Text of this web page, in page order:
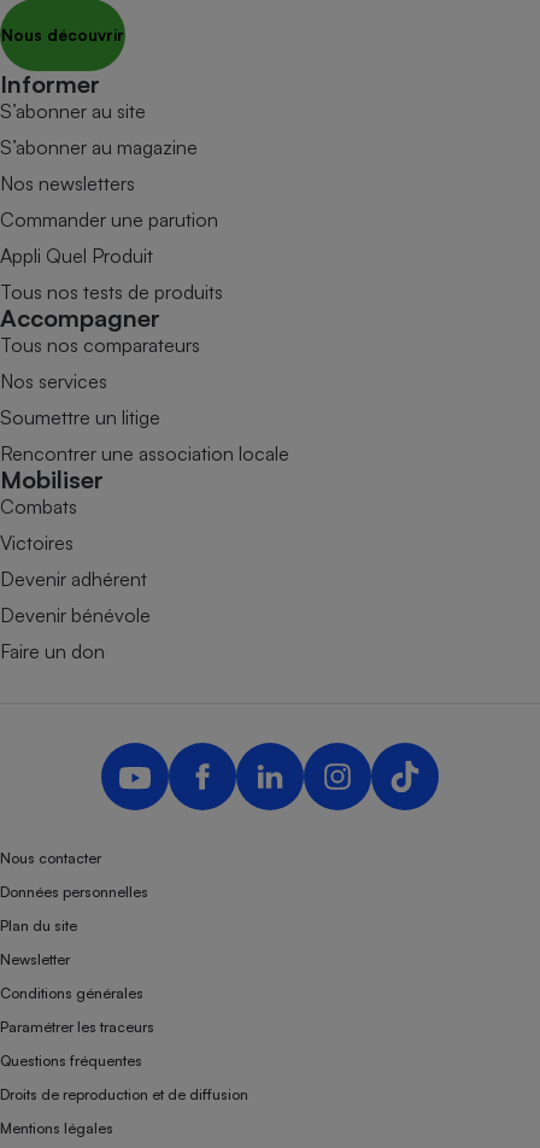
Nous découvrir
Informer
S’abonner au site
S’abonner au magazine
Nos newsletters
Commander une parution
Appli Quel Produit
Tous nos tests de produits
Accompagner
Tous nos comparateurs
Nos services
Soumettre un litige
Rencontrer une association locale
Mobiliser
Combats
Victoires
Devenir adhérent
Devenir bénévole
Faire un don
Nous contacter
Données personnelles
Plan du site
Newsletter
Conditions générales
Paramétrer les traceurs
Questions fréquentes
Droits de reproduction et de diffusion
Mentions légales